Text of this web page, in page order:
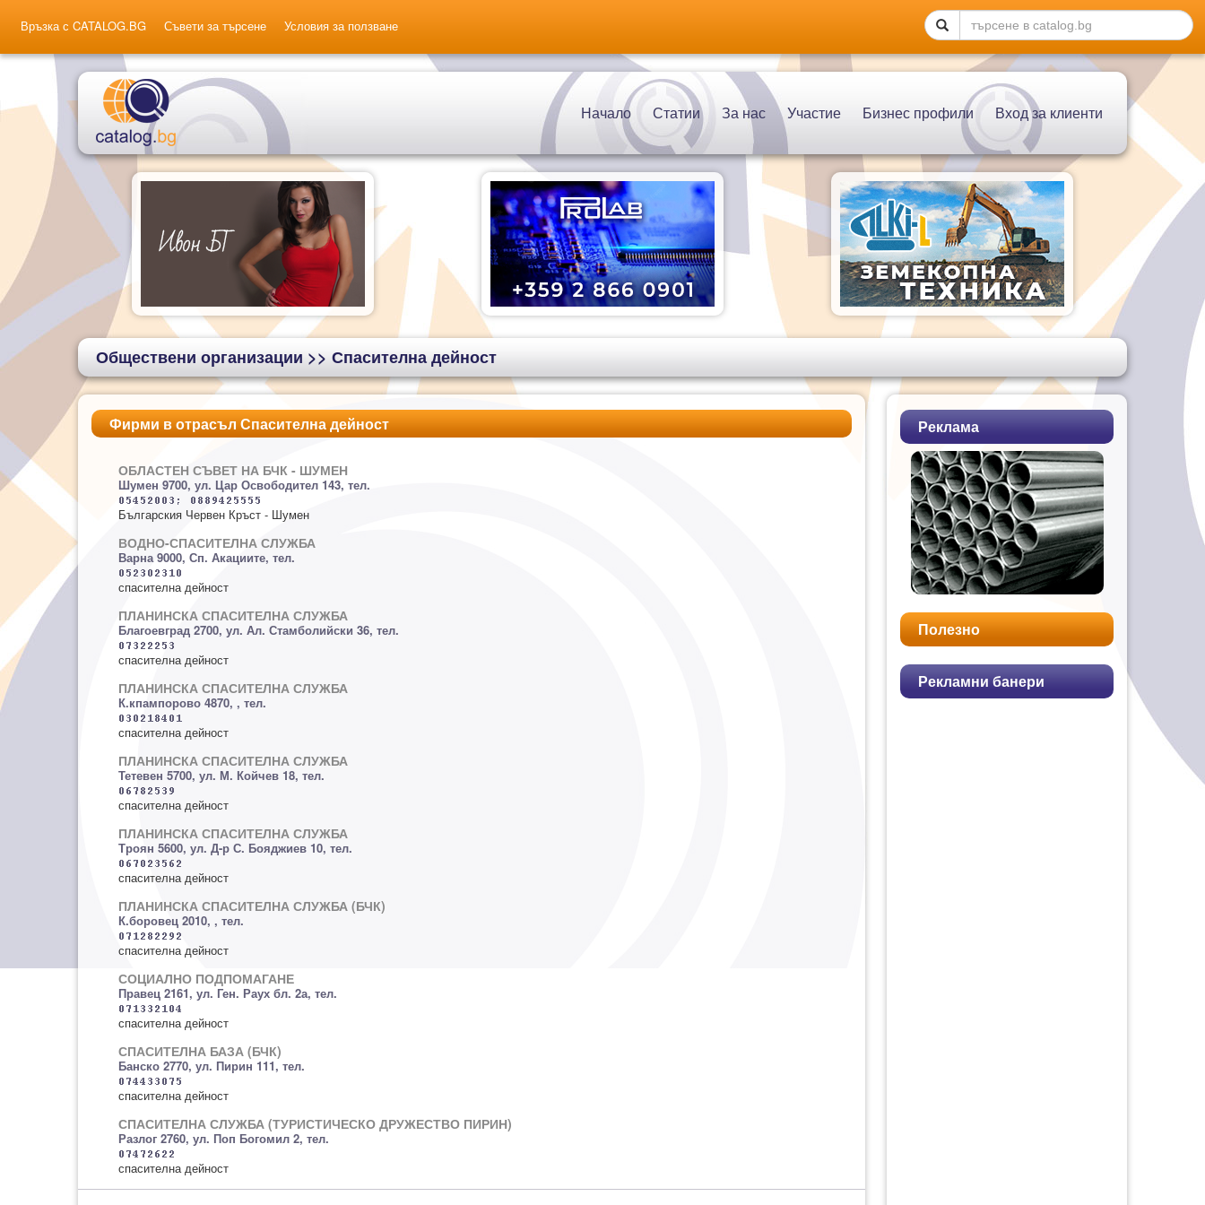
Връзка с CATALOG.BG Съвети за търсене Условия за ползване
Начало Статии За нас Участие Бизнес профили Вход за клиенти
Обществени организации >> Спасителна дейност
Фирми в отрасъл Спасителна дейност
ОБЛАСТЕН СЪВЕТ НА БЧК - ШУМЕН
Шумен 9700, ул. Цар Освободител 143, тел.
Българския Червен Кръст - Шумен
ВОДНО-СПАСИТЕЛНА СЛУЖБА
Варна 9000, Сп. Акациите, тел.
спасителна дейност
ПЛАНИНСКА СПАСИТЕЛНА СЛУЖБА
Благоевград 2700, ул. Ал. Стамболийски 36, тел.
спасителна дейност
ПЛАНИНСКА СПАСИТЕЛНА СЛУЖБА
К.кпампорово 4870, , тел.
спасителна дейност
ПЛАНИНСКА СПАСИТЕЛНА СЛУЖБА
Тетевен 5700, ул. М. Койчев 18, тел.
спасителна дейност
ПЛАНИНСКА СПАСИТЕЛНА СЛУЖБА
Троян 5600, ул. Д-р С. Бояджиев 10, тел.
спасителна дейност
ПЛАНИНСКА СПАСИТЕЛНА СЛУЖБА (БЧК)
К.боровец 2010, , тел.
спасителна дейност
СОЦИАЛНО ПОДПОМАГАНЕ
Правец 2161, ул. Ген. Раух бл. 2а, тел.
спасителна дейност
СПАСИТЕЛНА БАЗА (БЧК)
Банско 2770, ул. Пирин 111, тел.
спасителна дейност
СПАСИТЕЛНА СЛУЖБА (ТУРИСТИЧЕСКО ДРУЖЕСТВО ПИРИН)
Разлог 2760, ул. Поп Богомил 2, тел.
спасителна дейност
Реклама
Полезно
Рекламни банери